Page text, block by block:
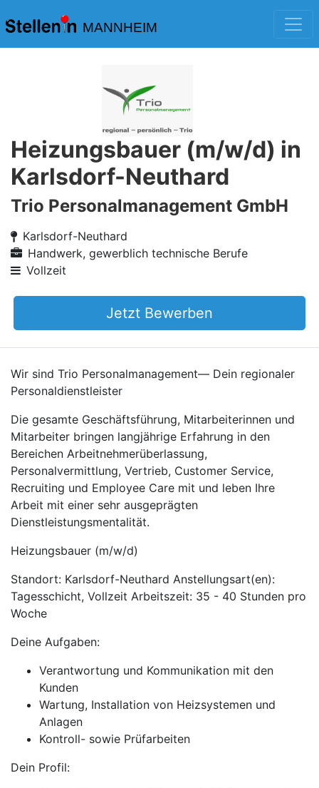
MANNHEIM
Heizungsbauer (m/w/d) in
Karlsdorf-Neuthard
Trio Personalmanagement GmbH
Karlsdorf-Neuthard
Handwerk, gewerblich technische Berufe
Vollzeit
Jetzt Bewerben
Wir sind Trio Personalmanagement— Dein regionaler
Personaldienstleister
Die gesamte Geschäftsführung, Mitarbeiterinnen und
Mitarbeiter bringen langjährige Erfahrung in den
Bereichen Arbeitnehmerüberlassung,
Personalvermittlung, Vertrieb, Customer Service,
Recruiting und Employee Care mit und leben Ihre
Arbeit mit einer sehr ausgeprägten
Dienstleistungsmentalität.
Heizungsbauer (m/w/d)
Standort: Karlsdorf-Neuthard Anstellungsart(en):
Tagesschicht, Vollzeit Arbeitszeit: 35 - 40 Stunden pro
Woche
Deine Aufgaben:
Verantwortung und Kommunikation mit den
Kunden
Wartung, Installation von Heizsystemen und
Anlagen
Kontroll- sowie Prüfarbeiten
Dein Profil: